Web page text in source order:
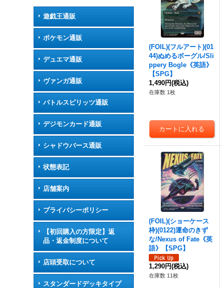
遊戯王通販
ポケモン通販
デュエマ通販
ヴァンガ通販
バトルスピリッツ通販
デジモンカード通販
シャドウバース通販
状態表記
店舗案内
プライバシーポリシー
【初回購入の方限定】返
品・返金制度について
店頭受取について
スタンダードデッキタイプ
(FOIL)(フルアート)(01
44)ぬめるボーグル/Sli
ppery Bogle《英語》
【SPG】
1,490円(税込)
在庫数 1枚
(FOIL)(ショーケース
枠)(0122)運命のきず
な/Nexus of Fate《英
語》【SPG】
1,290円(税込)
在庫数 11枚